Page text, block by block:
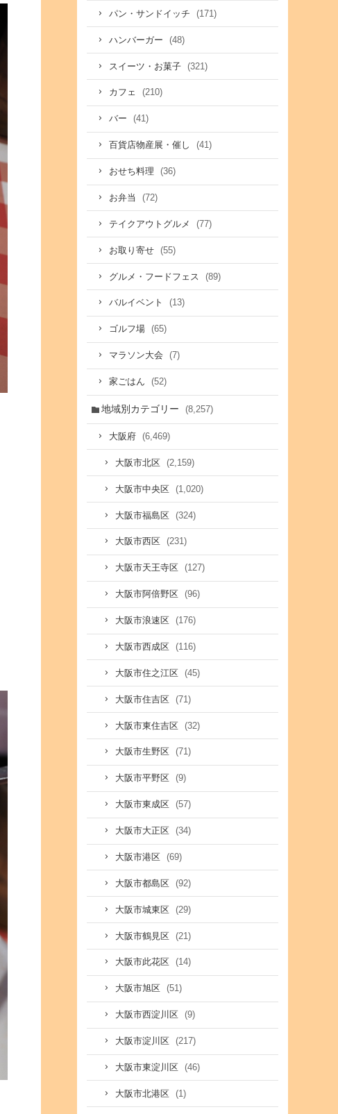
パン・サンドイッチ (171)
ハンバーガー (48)
スイーツ・お菓子 (321)
カフェ (210)
バー (41)
百貨店物産展・催し (41)
おせち料理 (36)
お弁当 (72)
テイクアウトグルメ (77)
お取り寄せ (55)
グルメ・フードフェス (89)
バルイベント (13)
ゴルフ場 (65)
マラソン大会 (7)
家ごはん (52)
地域別カテゴリー (8,257)
大阪府 (6,469)
大阪市北区 (2,159)
大阪市中央区 (1,020)
大阪市福島区 (324)
大阪市西区 (231)
大阪市天王寺区 (127)
大阪市阿倍野区 (96)
大阪市浪速区 (176)
大阪市西成区 (116)
大阪市住之江区 (45)
大阪市住吉区 (71)
大阪市東住吉区 (32)
大阪市生野区 (71)
大阪市平野区 (9)
大阪市東成区 (57)
大阪市大正区 (34)
大阪市港区 (69)
大阪市都島区 (92)
大阪市城東区 (29)
大阪市鶴見区 (21)
大阪市此花区 (14)
大阪市旭区 (51)
大阪市西淀川区 (9)
大阪市淀川区 (217)
大阪市東淀川区 (46)
大阪市北港区 (1)